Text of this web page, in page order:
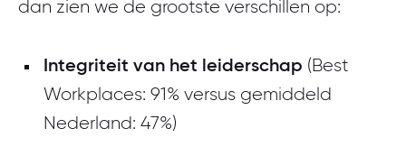
dan zien we de grootste verschillen op:
Integriteit van het leiderschap (Best
Workplaces: 91% versus gemiddeld
Nederland: 47%)